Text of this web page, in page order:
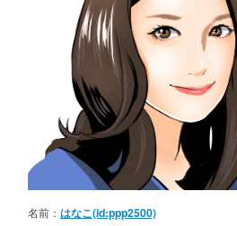
名前： はなこ(id:ppp2500)